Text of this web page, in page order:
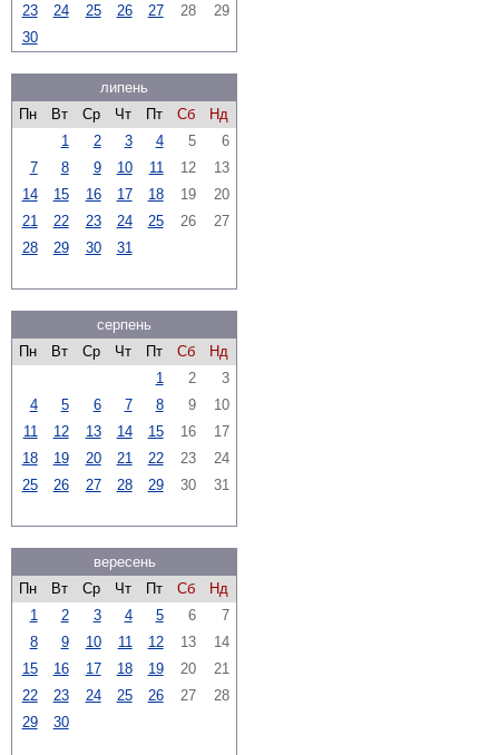
23
24 25 26 27 28
29
30
липень
Пн
Вт Ср Чт Пт Сб
Нд
1
2 3 4 5
6
7
8 9 10 11 12
13
14
15 16 17 18 19
20
21
22 23 24 25 26
27
28
29 30 31
серпень
Пн
Вт Ср Чт Пт Сб
Нд
1
2
3
4
5 6 7 8 9
10
11
12 13 14 15 16
17
18
19 20 21 22 23
24
25
26 27 28 29 30 31
вересень
Пн
Вт Ср Чт Пт Сб
Нд
1
2 3 4 5 6
7
8
9 10 11 12 13
14
15
16 17 18 19 20
21
22
23 24 25 26 27
28
29
30